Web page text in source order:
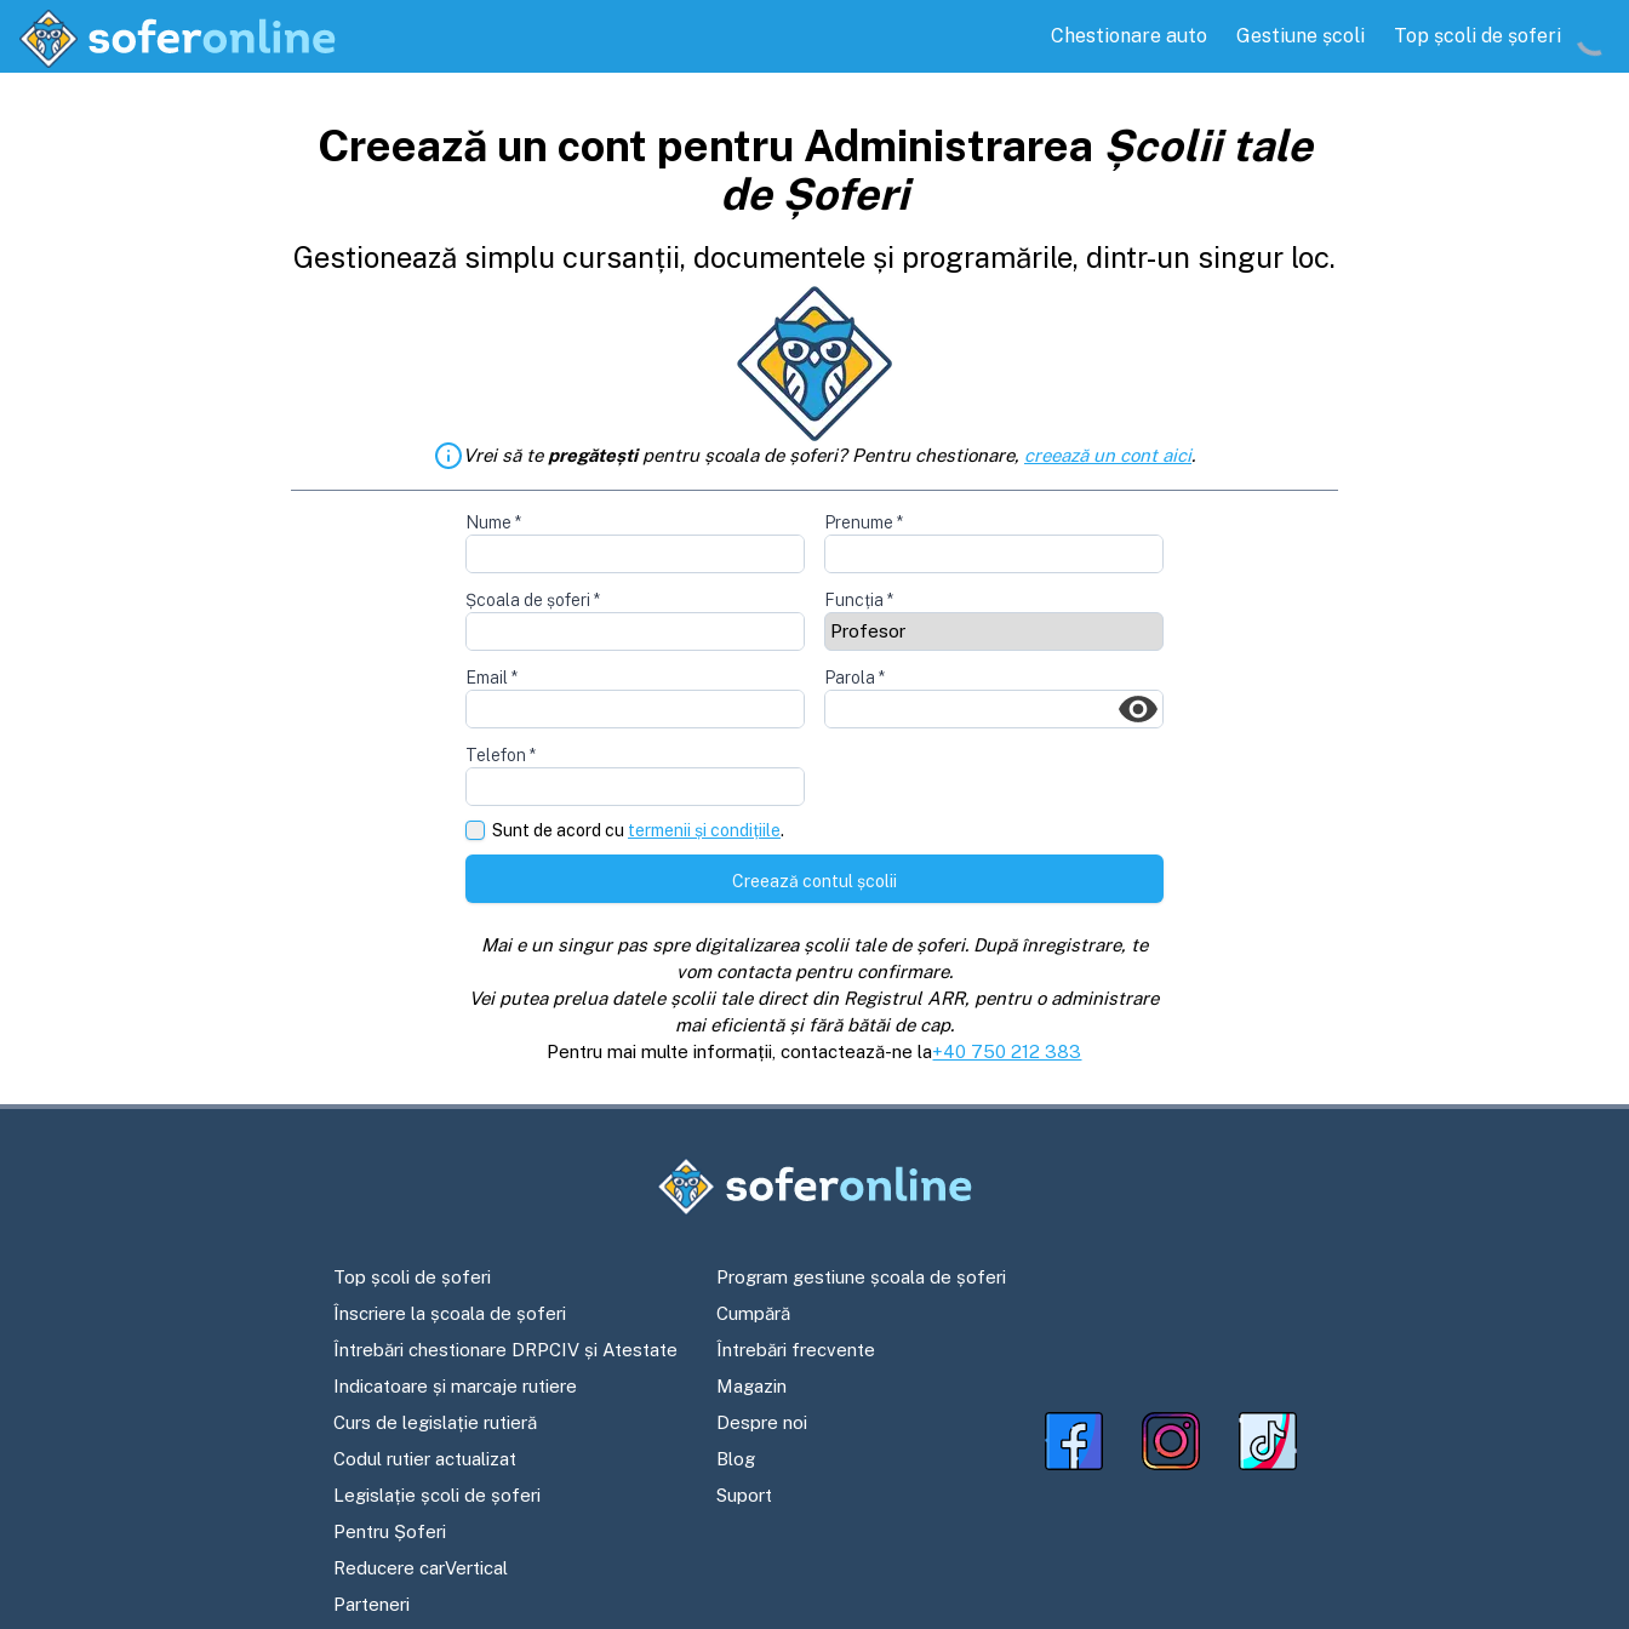
Chestionare auto Gestiune școli Top școli de șoferi
Creează un cont pentru Administrarea Școlii tale
de Șoferi
Gestionează simplu cursanții, documentele și programările, dintr-un singur loc.
Vrei să te pregăteștipentru școala de șoferi? Pentru chestionare, creează un cont aici.
Nume * Prenume *
Școala de șoferi * Funcția *
Email * Parola *
Telefon *
Sunt de acord cu termenii și condițiile.
Creează contul școlii
Mai e un singur pas spre digitalizarea școlii tale de șoferi. După înregistrare, te
vom contacta pentru confirmare.
Vei putea prelua datele școlii tale direct din Registrul ARR, pentru o administrare
mai eficientă și fără bătăi de cap.
Pentru mai multe informații, contactează-ne la+40 750 212 383
Top școli de șoferi
Înscriere la școala de șoferi
Întrebări chestionare DRPCIV și Atestate
Indicatoare și marcaje rutiere
Curs de legislație rutieră
Codul rutier actualizat
Legislație școli de șoferi
Pentru Șoferi
Reducere carVertical
Parteneri
Program gestiune școala de șoferi
Cumpără
Întrebări frecvente
Magazin
Despre noi
Blog
Suport